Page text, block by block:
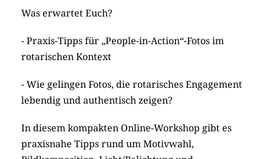
Was erwartet Euch?
- Praxis-Tipps für „People-in-Action“-Fotos im
rotarischen Kontext
- Wie gelingen Fotos, die rotarisches Engagement
lebendig und authentisch zeigen?
In diesem kompakten Online-Workshop gibt es
praxisnahe Tipps rund um Motivwahl,